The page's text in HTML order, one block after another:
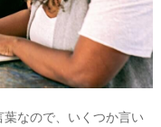
葉なので、いくつか言い